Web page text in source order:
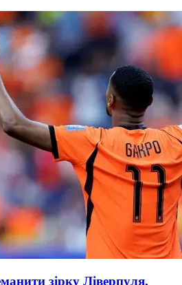
зірку Ліверпуля,